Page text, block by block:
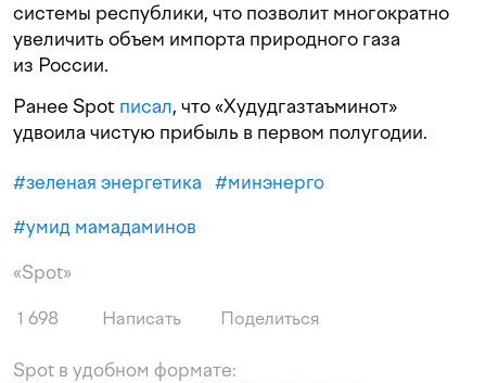
системы республики, что позволит многократно
увеличить объем импорта природного газа
из России.
Ранее Spot писал, что «Худудгазтаъминот»
удвоила чистую прибыль в первом полугодии.
#зеленая энергетика #минэнерго
#умид мамадаминов
«Spot»
1 698 Написать Поделиться
Spot в удобном формате: